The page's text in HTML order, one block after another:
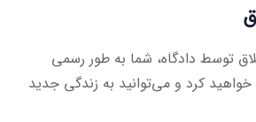
توسط دادگاه، شما به طور رسمی
کرد و می‌توانید به زندگی جدید